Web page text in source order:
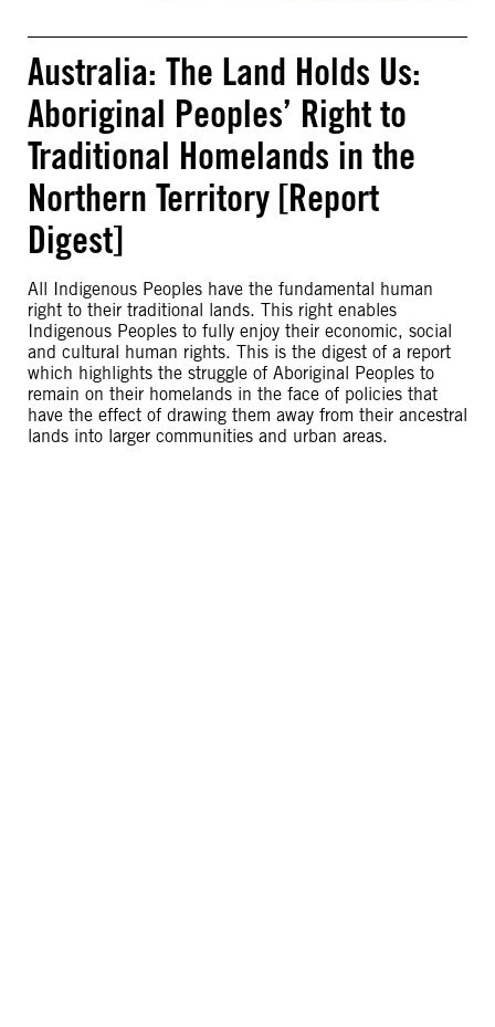
Australia: The Land Holds Us:
Aboriginal Peoples’ Right to
Traditional Homelands in the
Northern Territory [Report
Digest]
All Indigenous Peoples have the fundamental human
right to their traditional lands. This right enables
Indigenous Peoples to fully enjoy their economic, social
and cultural human rights. This is the digest of a report
which highlights the struggle of Aboriginal Peoples to
remain on their homelands in the face of policies that
have the effect of drawing them away from their ancestral
lands into larger communities and urban areas.